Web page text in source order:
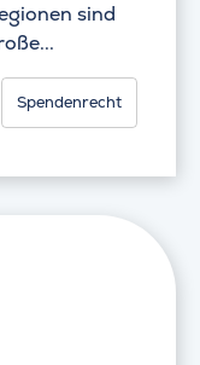
sind
Spendenrecht